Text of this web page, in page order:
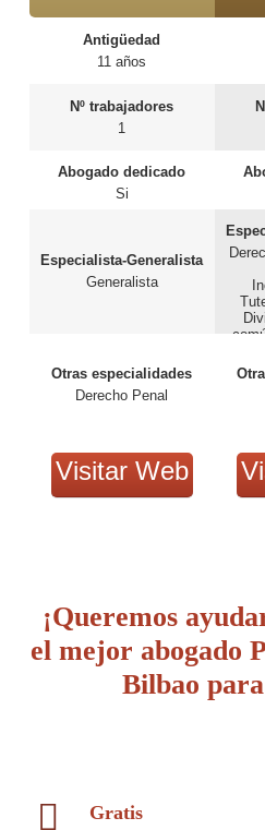
Antigüedad
11 años
Nº trabajadores
1
Abogado dedicado
Si
Especialista-Generalista
Generalista
Otras especialidades
Derecho Penal
Visitar Web
¡Queremos
el mejor abogado
Bilbao
Gratis